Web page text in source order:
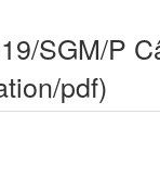
SGM/P
pdf)